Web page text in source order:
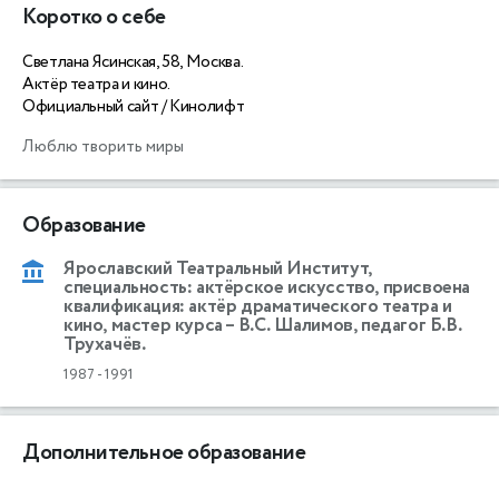
Коротко о себе
Светлана Ясинская, 58, Москва.
Актёр театра и кино.
Официальный сайт / Кинолифт
Люблю творить миры
Образование
Ярославский Театральный Институт,
специальность: актёрское искусство, присвоена
квалификация: актёр драматического театра и
кино, мастер курса – В.С. Шалимов, педагог Б.В.
Трухачёв.
1987 -1991
Дополнительное образование